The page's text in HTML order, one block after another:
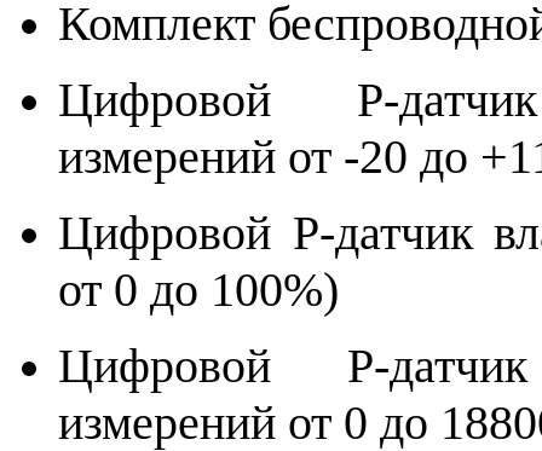
Комплект
Цифровой Р-
измерений от -20 до
Цифровой Р-датчик
от 0 до 100%)
Цифровой Р-
измерений от 0 до